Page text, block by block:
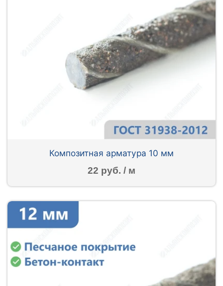
Композитная арматура 10 мм
22 руб. / м